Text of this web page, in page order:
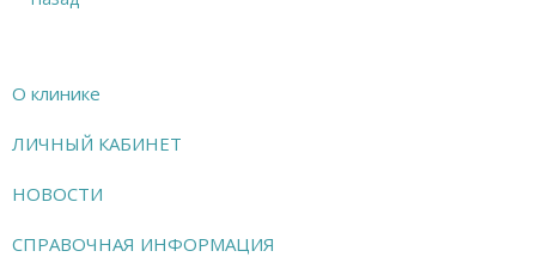
О клинике
ЛИЧНЫЙ КАБИНЕТ
НОВОСТИ
СПРАВОЧНАЯ ИНФОРМАЦИЯ